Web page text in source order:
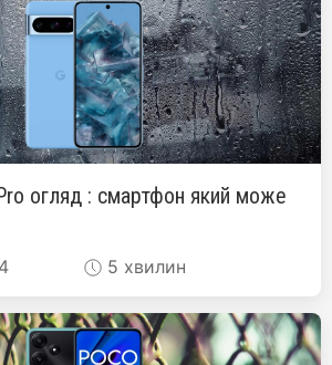
огляд : смартфон який може
5 хвилин